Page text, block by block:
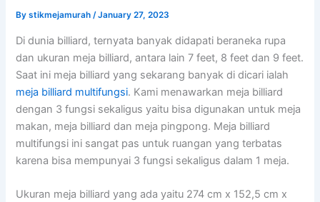
Bystikmejamurah/January 27, 2023
Di dunia billiard, ternyata banyak didapati beraneka rupa
dan ukuran meja billiard, antara lain 7 feet, 8 feet dan 9 feet.
Saat ini meja billiard yang sekarang banyak di dicari ialah
meja billiard multifungsi. Kami menawarkan meja billiard
dengan 3 fungsi sekaligus yaitu bisa digunakan untuk meja
makan, meja billiard dan meja pingpong. Meja billiard
multifungsi ini sangat pas untuk ruangan yang terbatas
karena bisa mempunyai 3 fungsi sekaligus dalam 1 meja.
Ukuran meja billiard yang ada yaitu 274 cm x 152,5 cm x